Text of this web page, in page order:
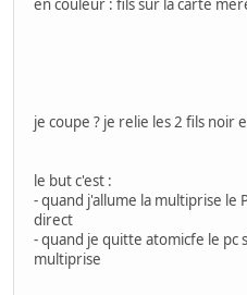
en couleur : fils sur la carte
je coupe ? je relie les 2 fils noir
le but c'est :
- quand j'allume la multiprise le
direct
- quand je quitte atomicfe le pc
multiprise